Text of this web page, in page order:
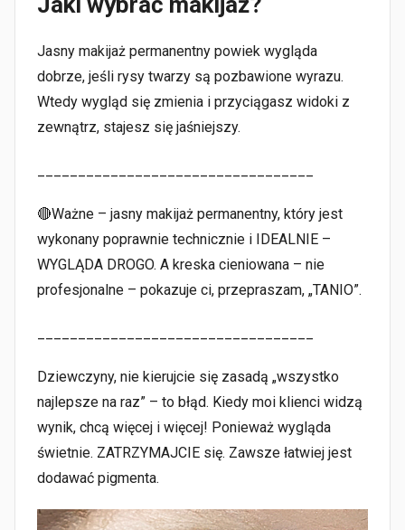
Jasny makijaż permanentny powiek wygląda
dobrze, jeśli rysy twarzy są pozbawione wyrazu.
Wtedy wygląd się zmienia i przyciągasz widoki z
zewnątrz, stajesz się jaśniejszy.
🔴Ważne – jasny makijaż permanentny, który jest
wykonany poprawnie technicznie i IDEALNIE –
WYGLĄDA DROGO. A kreska cieniowana – nie
profesjonalne – pokazuje ci, przepraszam, „TANIO”.
Dziewczyny, nie kierujcie się zasadą „wszystko
najlepsze na raz” – to błąd. Kiedy moi klienci widzą
wynik, chcą więcej i więcej! Ponieważ wygląda
świetnie. ZATRZYMAJCIE się. Zawsze łatwiej jest
dodawać pigmenta.